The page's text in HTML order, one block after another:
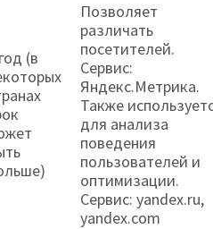
(в
Позволяет
различать
посетителей.
Сервис:
Яндекс.Метрика.
Также
для анализа
поведения
пользователей и
оптимизации.
Сервис: yandex.ru,
yandex.com